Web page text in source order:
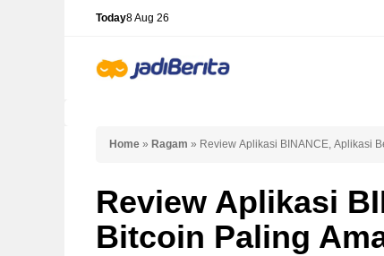
Today8 Aug 26
Home » Ragam » Review Aplikasi BINANCE, Aplikasi
Review Aplikasi
Bitcoin Paling